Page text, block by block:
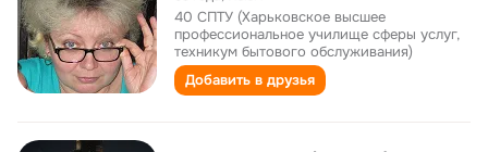
40 СПТУ (Харьковское высшее
профессиональное училище сферы услуг,
техникум бытового обслуживания)
Добавить в друзья